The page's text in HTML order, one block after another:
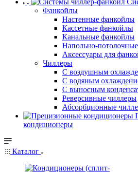
Фанкойлы
Настенные фанкойлы
Кассетные фанкойлы
Канальные фанкойлы
Напольно-
Аксессуары для
Чиллеры
С воздушным
С водяным
С выносным
Реверсивные чиллеры
Абсорбционные
кондиционеры
Каталог